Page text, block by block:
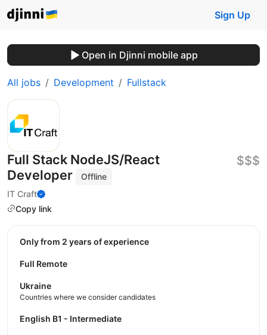
Sign Up
Open in Djinni mobile app
All jobs Development Fullstack
Full Stack NodeJS/React
Developer
Offline
IT Craft
Copy link
$$$
Only from 2 years of experience
Full Remote
Ukraine
Countries where we consider candidates
English B1 - Intermediate